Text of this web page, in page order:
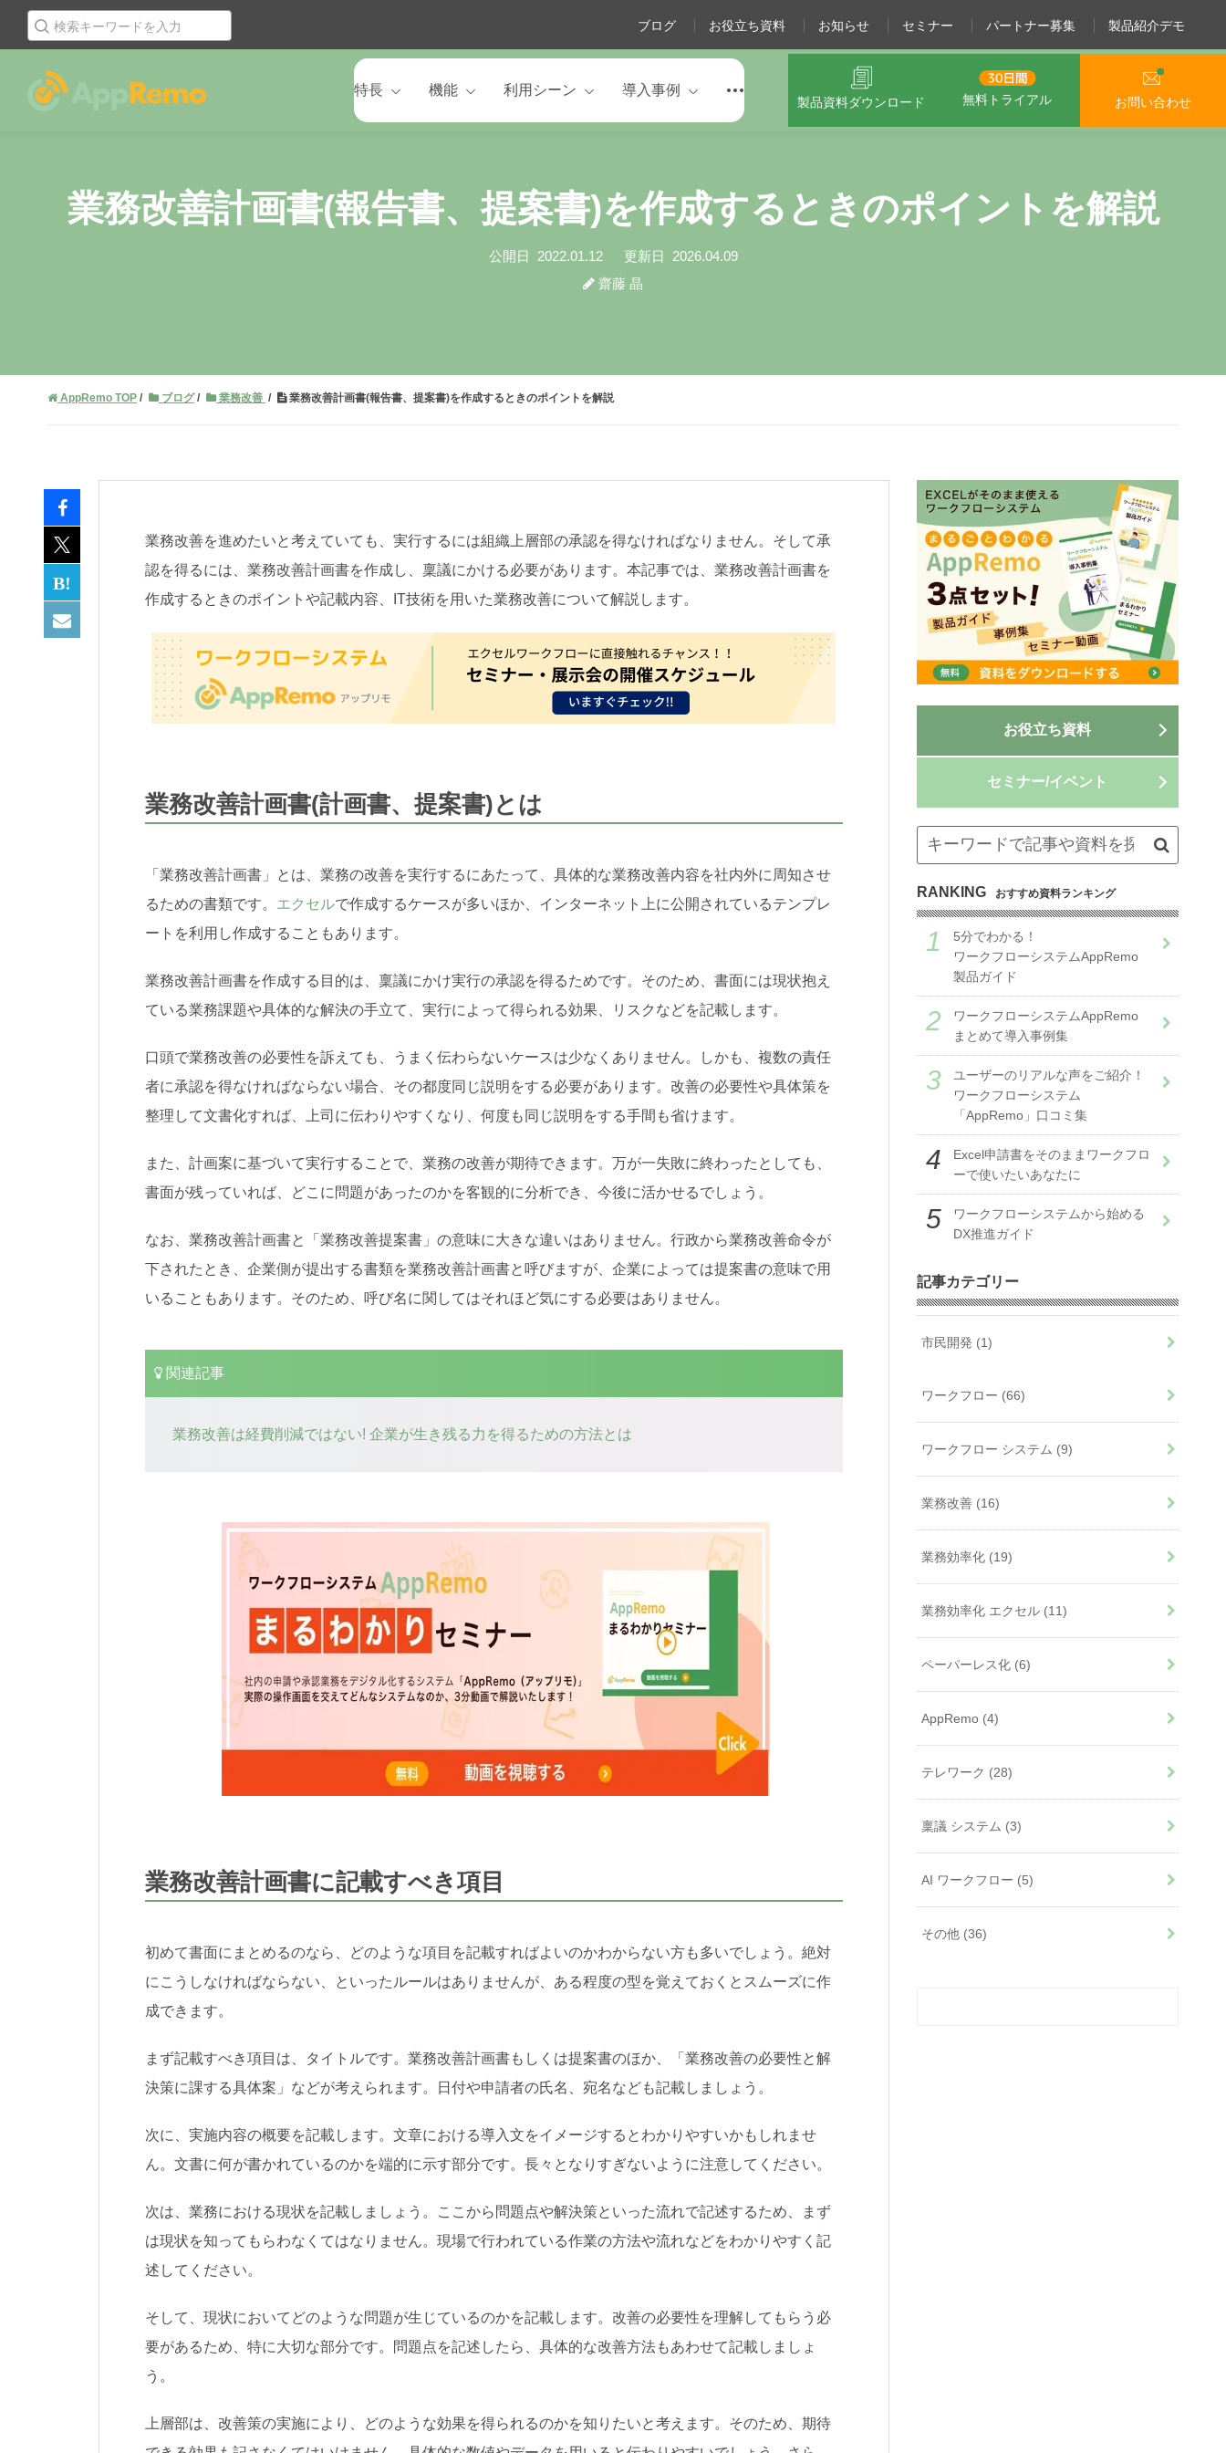
ブログ お役立ち資料 お知らせ セミナー パートナー募集 製品紹介デモ
特長 機能 利用シーン 導入事例
製品資料ダウンロード 無料トライアル お問い合わせ
業務改善計画書(報告書、提案書)を作成するときのポイントを解説
公開日 2022.01.12 更新日 2026.04.09
齋藤 晶
AppRemo TOP ブログ 業務改善 業務改善計画書(報告書、提案書)を作成するときのポイントを解説
業務改善を進めたいと考えていても、実行するには組織上層部の承認を得なければなりません。そして承
認を得るには、業務改善計画書を作成し、稟議にかける必要があります。本記事では、業務改善計画書を
作成するときのポイントや記載内容、IT技術を用いた業務改善について解説します。
業務改善計画書(計画書、提案書)とは
「業務改善計画書」とは、業務の改善を実行するにあたって、具体的な業務改善内容を社内外に周知させ
るための書類です。 エクセルで作成するケースが多いほか、インターネット上に公開されているテンプレ
ートを利用し作成することもあります。
業務改善計画書を作成する目的は、稟議にかけ実行の承認を得るためです。そのため、書面には現状抱え
ている業務課題や具体的な解決の手立て、実行によって得られる効果、リスクなどを記載します。
口頭で業務改善の必要性を訴えても、うまく伝わらないケースは少なくありません。しかも、複数の責任
者に承認を得なければならない場合、その都度同じ説明をする必要があります。改善の必要性や具体策を
整理して文書化すれば、上司に伝わりやすくなり、何度も同じ説明をする手間も省けます。
また、計画案に基づいて実行することで、業務の改善が期待できます。万が一失敗に終わったとしても、
書面が残っていれば、どこに問題があったのかを客観的に分析でき、今後に活かせるでしょう。
なお、業務改善計画書と「業務改善提案書」の意味に大きな違いはありません。行政から業務改善命令が
下されたとき、企業側が提出する書類を業務改善計画書と呼びますが、企業によっては提案書の意味で用
いることもあります。そのため、呼び名に関してはそれほど気にする必要はありません。
関連記事
業務改善は経費削減ではない! 企業が生き残る力を得るための方法とは
業務改善計画書に記載すべき項目
初めて書面にまとめるのなら、どのような項目を記載すればよいのかわからない方も多いでしょう。絶対
にこうしなければならない、といったルールはありませんが、ある程度の型を覚えておくとスムーズに作
成できます。
まず記載すべき項目は、タイトルです。業務改善計画書もしくは提案書のほか、「業務改善の必要性と解
決策に課する具体案」などが考えられます。日付や申請者の氏名、宛名なども記載しましょう。
次に、実施内容の概要を記載します。文章における導入文をイメージするとわかりやすいかもしれませ
ん。文書に何が書かれているのかを端的に示す部分です。長々となりすぎないように注意してください。
次は、業務における現状を記載しましょう。ここから問題点や解決策といった流れで記述するため、まず
は現状を知ってもらわなくてはなりません。現場で行われている作業の方法や流れなどをわかりやすく記
述してください。
そして、現状においてどのような問題が生じているのかを記載します。改善の必要性を理解してもらう必
要があるため、特に大切な部分です。問題点を記述したら、具体的な改善方法もあわせて記載しましょ
う。
上層部は、改善策の実施により、どのような効果を得られるのかを知りたいと考えます。そのため、期待
お役立ち資料
セミナー/イベント
RANKING おすすめ資料ランキング
5分でわかる！
ワークフローシステムAppRemo
製品ガイド
ワークフローシステムAppRemo
まとめて導入事例集
ユーザーのリアルな声をご紹介！
ワークフローシステム
「AppRemo」口コミ集
Excel申請書をそのままワークフロ
ーで使いたいあなたに
ワークフローシステムから始める
DX推進ガイド
記事カテゴリー
ワークフロー (66)
その他 (36)
テレワーク (28)
業務効率化 (19)
業務改善 (16)
業務効率化 エクセル (11)
ワークフロー システム (9)
ペーパーレス化 (6)
AI ワークフロー (5)
AppRemo (4)
稟議 システム (3)
市民開発 (1)